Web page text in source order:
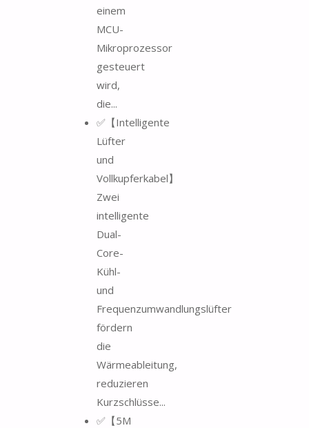
einem
MCU-
Mikroprozessor
gesteuert
wird,
die...
✅【Intelligente
Lüfter
und
Vollkupferkabel】
Zwei
intelligente
Dual-
Core-
Kühl-
und
Frequenzumwandlungslüfter
fördern
die
Wärmeableitung,
reduzieren
Kurzschlüsse...
✅【5M